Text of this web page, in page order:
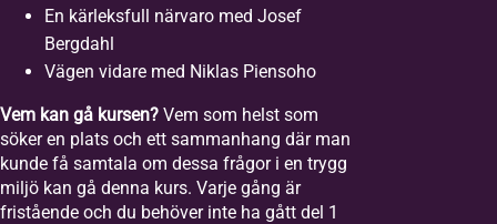
En kärleksfull närvaro med Josef
Bergdahl
Vägen vidare med Niklas Piensoho
Vem kan gå kursen? Vem som helst som
söker en plats och ett sammanhang där man
kunde få samtala om dessa frågor i en trygg
miljö kan gå denna kurs. Varje gång är
fristående och du behöver inte ha gått del 1